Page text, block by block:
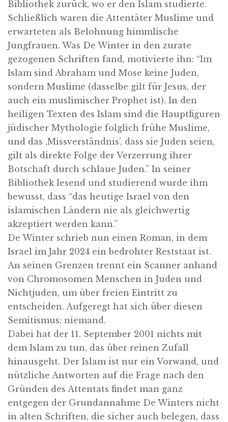
Bibliothek zurück, wo er den Islam studierte.
Schließlich waren die Attentäter Muslime und
erwarteten als Belohnung himmlische
Jungfrauen. Was De Winter in den zurate
gezogenen Schriften fand, motivierte ihn: “Im
Islam sind Abraham und Mose keine Juden,
sondern Muslime (dasselbe gilt für Jesus, der
auch ein muslimischer Prophet ist). In den
heiligen Texten des Islam sind die Hauptfiguren
jüdischer Mythologie folglich frühe Muslime,
und das ‚Missverständnis’, dass sie Juden seien,
gilt als direkte Folge der Verzerrung ihrer
Botschaft durch schlaue Juden.” In seiner
Bibliothek lesend und studierend wurde ihm
bewusst, dass “das heutige Israel von den
islamischen Ländern nie als gleichwertig
akzeptiert werden kann.”
De Winter schrieb nun einen Roman, in dem
Israel im Jahr 2024 ein bedrohter Reststaat ist.
An seinen Grenzen trennt ein Scanner anhand
von Chromosomen Menschen in Juden und
Nichtjuden, um über freien Eintritt zu
entscheiden. Aufgeregt hat sich über diesen
Semitismus: niemand.
Dabei hat der 11. September 2001 nichts mit
dem Islam zu tun, das über reinen Zufall
hinausgeht. Der Islam ist nur ein Vorwand, und
nützliche Antworten auf die Frage nach den
Gründen des Attentats findet man ganz
entgegen der Grundannahme De Winters nicht
in alten Schriften, die sicher auch belegen, dass